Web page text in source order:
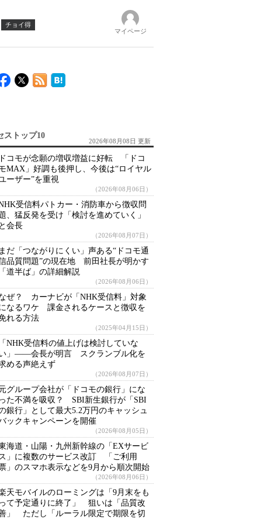
チョイ得
マイページ
ストップ10
2026年08月08日 更新
ドコモが念願の増収増益に好転 「ドコ
MAX」好調も後押し、今後は“ロイヤル
ーザー”を重視
（2026年08月06日）
受信料パトカー・消防車から徴収問
、猛反発を受け「検討を進めていく」
と会長
（2026年08月07日）
まだ「つながりにくい」声ある“ドコモ通
品質問題”の現在地 前田社長が明かす
「道半ば」の詳細解説
（2026年08月06日）
ぜ？ カーナビが「NHK受信料」対象
なるワケ 課金されるケースと徴収を
れる方法
（2025年04月15日）
「NHK受信料の値上げは検討していな
」――会長が明言 スクランブル化を
める声絶えず
（2026年08月07日）
グループ会社が「ドコモの銀行」にな
った不満を吸収？ SBI新生銀行が「SBI
銀行」として最大5.2万円のキャッシュ
ックキャンペーンを開催
（2026年08月05日）
海道・山陽・九州新幹線の「EXサービ
」に複数のサービス改訂 「ご利用
」のスマホ表示などを9月から順次開始
（2026年08月06日）
天モバイルのローミングは「9月末をも
って予定通りに終了」 狙いは「品質改
」 ただし「ルーラル限定で期限を切